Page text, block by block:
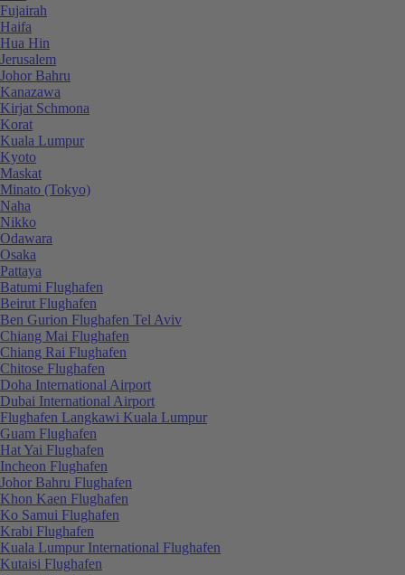
Fujairah
Haifa
Hua Hin
Jerusalem
Johor Bahru
Kanazawa
Kirjat Schmona
Korat
Kuala Lumpur
Kyoto
Maskat
Minato (Tokyo)
Naha
Nikko
Odawara
Osaka
Pattaya
Batumi Flughafen
Beirut Flughafen
Ben Gurion Flughafen Tel Aviv
Chiang Mai Flughafen
Chiang Rai Flughafen
Chitose Flughafen
Doha International Airport
Dubai International Airport
Flughafen Langkawi Kuala Lumpur
Guam Flughafen
Hat Yai Flughafen
Incheon Flughafen
Johor Bahru Flughafen
Khon Kaen Flughafen
Ko Samui Flughafen
Krabi Flughafen
Kuala Lumpur International Flughafen
Kutaisi Flughafen